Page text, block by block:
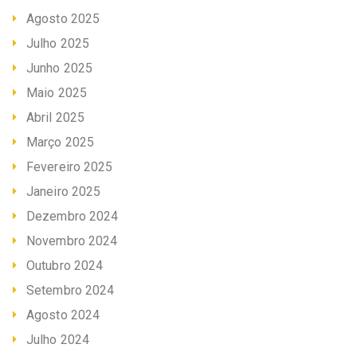
Agosto 2025
Julho 2025
Junho 2025
Maio 2025
Abril 2025
Março 2025
Fevereiro 2025
Janeiro 2025
Dezembro 2024
Novembro 2024
Outubro 2024
Setembro 2024
Agosto 2024
Julho 2024